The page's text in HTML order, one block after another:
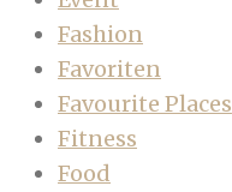
Fashion
Favoriten
Favourite Places
Fitness
Food